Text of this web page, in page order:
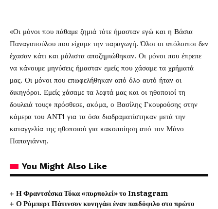
«Οι μόνοι που πάθαμε ζημιά τότε ήμασταν εγώ και η Βάσια
Παναγοπούλου που είχαμε την παραγωγή. Όλοι οι υπόλοιποι δεν
έχασαν κάτι και μάλιστα αποζημιώθηκαν. Οι μόνοι που έπρεπε
να κάνουμε μηνύσεις ήμασταν εμείς που χάσαμε τα χρήματά
μας. Οι μόνοι που επωφελήθηκαν από όλο αυτό ήταν οι
δικηγόροι. Εμείς χάσαμε τα λεφτά μας και οι ηθοποιοί τη
δουλειά τους» πρόσθεσε, ακόμα, ο Βασίλης Γκουρούσης στην
κάμερα του ΑΝΤ1 για τα όσα διαδραματίστηκαν μετά την
καταγγελία της ηθοποιού για κακοποίηση από τον Μάνο
Παπαγιάννη.
You Might Also Like
Η Φραντσέσκα Τόκα «πυρπολεί» το Instagram
Ο Ρόμπερτ Πάτινσον κυνηγάει έναν παιδόφιλο στο πρώτο